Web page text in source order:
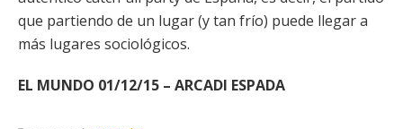
que partiendo de un lugar (y tan frío) puede llegar a
más lugares sociológicos.
EL MUNDO 01/12/15 – ARCADI ESPADA